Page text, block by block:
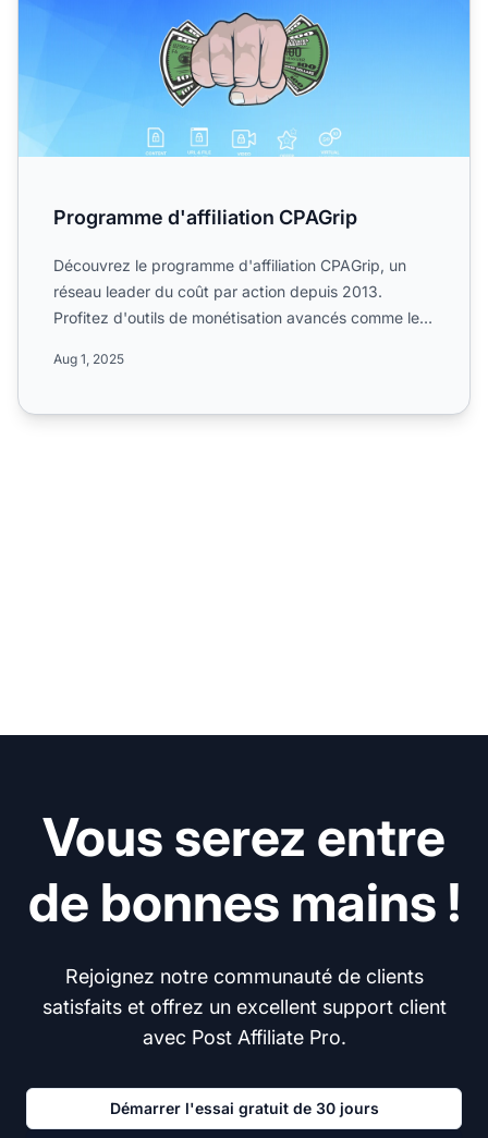
Programme d'affiliation CPAGrip
Découvrez le programme d'affiliation CPAGrip, un
réseau leader du coût par action depuis 2013.
Profitez d'outils de monétisation avancés comme les
Aug 1, 2025
Vous serez entre
de bonnes mains !
Rejoignez notre communauté de clients
satisfaits et offrez un excellent support client
avec Post Affiliate Pro.
Démarrer l'essai gratuit de 30 jours